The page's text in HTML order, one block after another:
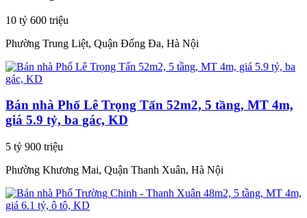
10 tỷ 600 triệu
Phường Trung Liệt, Quận Đống Đa, Hà Nội
Bán nhà Phố Lê Trọng Tấn 52m2, 5 tầng, MT 4m,
giá 5.9 tỷ, ba gác, KD
5 tỷ 900 triệu
Phường Khương Mai, Quận Thanh Xuân, Hà Nội